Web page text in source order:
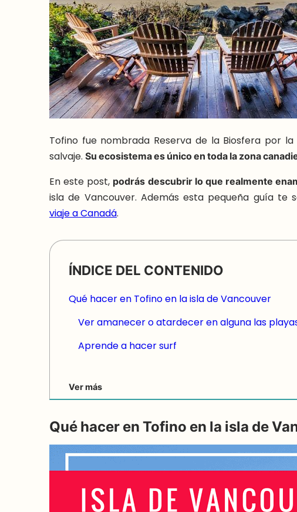
Tofino fue nombrada Reserva de la Biosfera por
salvaje. Su ecosistema es único en toda la zona
En este post, podrás descubrir lo que realmente
isla de Vancouver. Además esta pequeña guía
viaje a Canadá.
ÍNDICE DEL CONTENIDO
Qué hacer en Tofino en la isla de Vancouver
Ver amanecer o atardecer en alguna las
Aprende a hacer surf
Ver más
Qué hacer en Tofino en la isla de